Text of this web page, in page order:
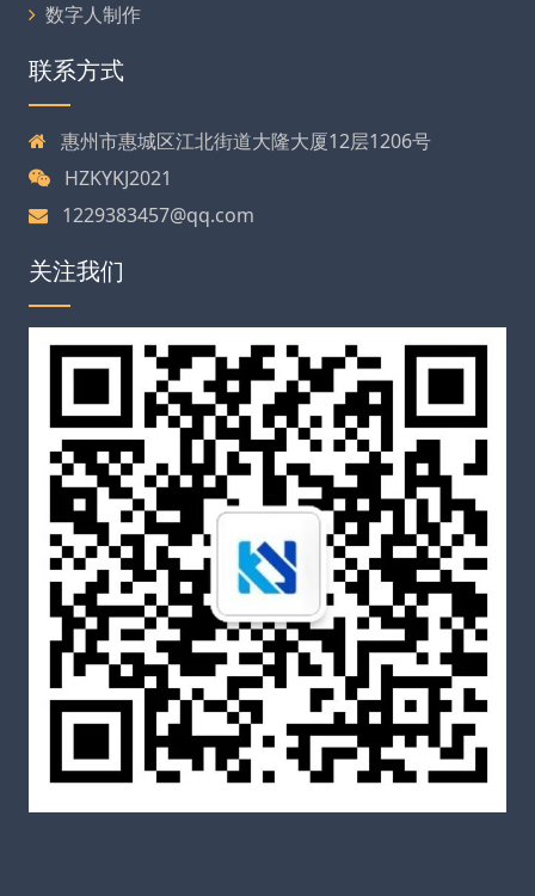
数字人制作
联系方式
惠州市惠城区江北街道大隆大厦12层1206号
HZKYKJ2021
1229383457@qq.com
关注我们